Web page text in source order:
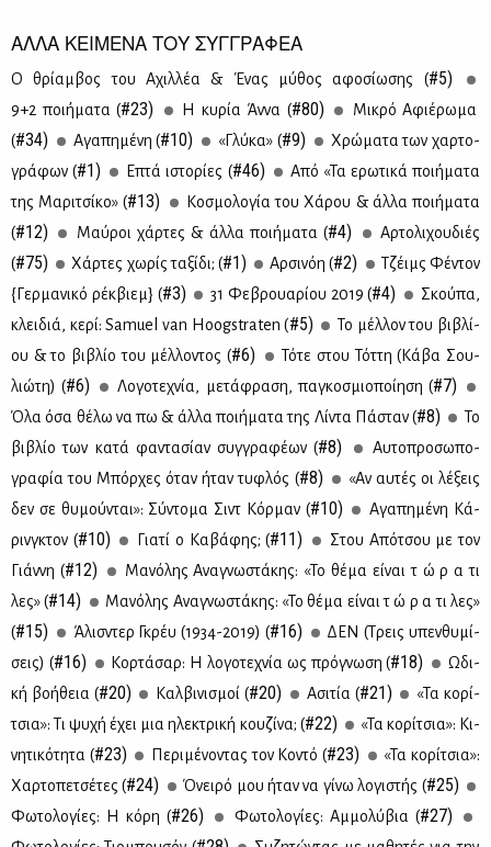
ΑΛΛΑ ΚΕΙΜΕΝΑ ΤΟΥ ΣΥΓΓΡΑΦΕΑ
Ο θρί­αμ­βος του Αχιλ­λέα & Ένας μύ­θος αφο­σί­ω­σης (#5)
9+2 ποι­ή­μα­τα (#23) Η κυ­ρία Άν­να (#80)
Μι­κρό Αφιέ­ρω­μα
(#34) Αγα­πη­μέ­νη (#10) «Γλύ­κα» (#9)
Χρώ­μα­τα των χαρ­το­
γρά­φων (#1) Επτά ιστο­ρί­ες (#46)
Από «Τα ερω­τι­κά ποι­ή­μα­τα
της Μα­ρι­τσί­κο» (#13)
Κο­σμο­λο­γία του Χά­ρου & άλ­λα ποι­ή­μα­τα
(#12) Μαύ­ροι χάρ­τες & άλ­λα ποι­ή­μα­τα (#4)
Αρ­το­λι­χου­διές
(#75) Χάρ­τες χω­ρίς τα­ξί­δι; (#1) Αρ­σι­νόη (#2)
Τζέιμς Φέ­ντον
{Γερ­μα­νι­κό ρέκ­βιεμ} (#3) 31 Φε­βρουα­ρί­ου 2019 (#4)
Σκού­πα,
κλει­διά, κε­ρί: Samuel van Hoogstraten (#5)
Το μέλ­λον του βι­βλί­
ου & το βι­βλίο του μέλ­λο­ντος (#6)
Τό­τε στου Τότ­τη (Κά­βα Σου­
λιώ­τη) (#6) Λο­γο­τε­χνία, με­τά­φρα­ση, πα­γκο­σμιο­ποί­η­ση (#7)
Όλα όσα θέ­λω να πω & άλ­λα ποι­ή­μα­τα της Λί­ντα Πά­σταν (#8)
Το
βι­βλίο των κα­τά φα­ντα­σί­αν συγ­γρα­φέ­ων (#8)
Αυ­το­προ­σω­πο­
γρα­φία του Μπόρ­χες όταν ήταν τυ­φλός (#8)
«Αν αυ­τές οι λέ­ξεις
δεν σε θυ­μού­νται»: Σύ­ντο­μα Σιντ Κόρ­μαν (#10)
Αγα­πη­μέ­νη Κά­
ρινγ­κτον (#10) Για­τί ο Κα­βά­φης; (#11)
Στου Από­τσου με τον
Γιάν­νη (#12)
Μα­νό­λης Ανα­γνω­στά­κης: «Το θέ­μα εί­ναι τ ώ ρ α τι
λες» (#14)
Μα­νό­λης Ανα­γνω­στά­κης: «Το θέ­μα εί­ναι τ ώ ρ α τι λες»
(#15) Άλισ­ντερ Γκρέυ (1934-2019) (#16)
ΔEN (Τρεις υπεν­θυ­μί­
σεις) (#16) Κορ­τά­σαρ: Η λο­γο­τε­χνία ως πρό­γνω­ση (#18)
Ωδι­
κή βο­ή­θεια (#20) Καλ­βι­νι­σμοί (#20) Aσι­τία (#21)
«Τα κο­ρί­
τσια»: Τι ψυ­χή έχει μια ηλε­κτρι­κή κου­ζί­να; (#22)
«Τα κο­ρί­τσια»: Κι­
νη­τι­κό­τη­τα (#23) Πε­ρι­μέ­νο­ντας τον Κο­ντό (#23)
«Τα κο­ρί­τσια»:
Χαρ­το­πε­τσέ­τες (#24) Όνει­ρό μου ήταν να γί­νω λο­γι­στής (#25)
Φω­το­λο­γί­ες: Η κό­ρη (#26) Φω­το­λο­γί­ες: Αμ­μο­λύ­βια (#27)